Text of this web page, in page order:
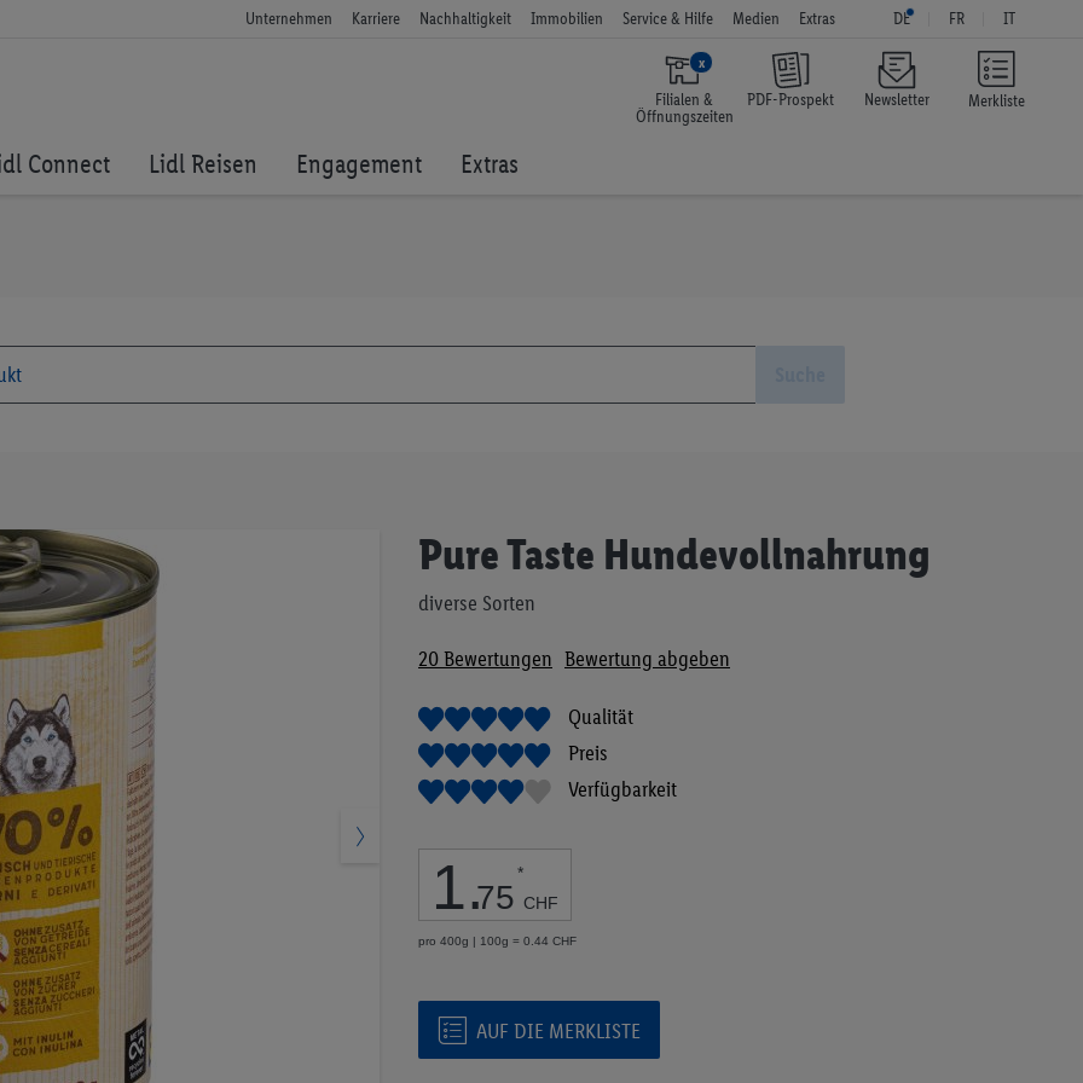
Merkliste
Unternehmen Karriere Nachhaltigkeit Immobilien Service & Hilfe Medien Extras DE FR IT
x
Filialen &
Öffnungszeiten
PDF-Prospekt Newsletter
Connect Lidl Reisen Engagement Extras
Pure Taste Hundevollnahrung
diverse Sorten
20Bewertungen Bewertung abgeben
Qualität
Preis
Verfügbarkeit
1.75
*
CHF
pro 400g | 100g = 0.44 CHF
AUF DIE MERKLISTE
Anfang
Bildgalerie